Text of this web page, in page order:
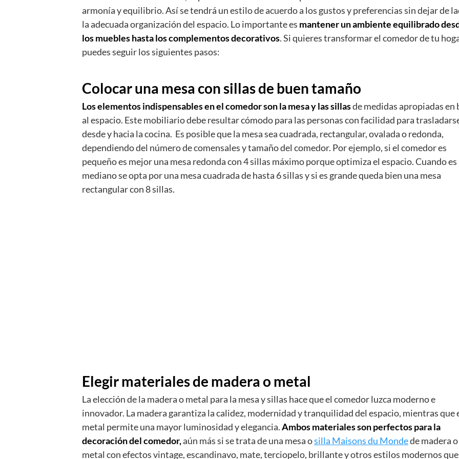
armonía y equilibrio. Así se tendrá un estilo de acuerdo a los gustos y preferencias sin dejar de
la adecuada organización del espacio. Lo importante es mantener un ambiente equilibrado
los muebles hasta los complementos decorativos. Si quieres transformar el comedor de tu
puedes seguir los siguientes pasos:
Colocar una mesa con sillas de buen tamaño
Los elementos indispensables en el comedor son la mesa y las sillasde medidas apropiadas en
al espacio. Este mobiliario debe resultar cómodo para las personas con facilidad para
desde y hacia la cocina. Es posible que la mesa sea cuadrada, rectangular, ovalada o redonda,
dependiendo del número de comensales y tamaño del comedor. Por ejemplo, si el comedor es
pequeño es mejor una mesa redonda con 4 sillas máximo porque optimiza el espacio. Cuando es
mediano se opta por una mesa cuadrada de hasta 6 sillas y si es grande queda bien una mesa
rectangular con 8 sillas.
Elegir materiales de madera o metal
La elección de la madera o metal para la mesa y sillas hace que el comedor luzca moderno e
innovador. La madera garantiza la calidez, modernidad y tranquilidad del espacio, mientras que
metal permite una mayor luminosidad y elegancia.Ambos materiales son perfectos para la
decoración del comedor,aún más si se trata de una mesa osilla Maisons du Mondede madera o
metal con efectos vintage, escandinavo, mate, terciopelo, brillante y otros estilos modernos que